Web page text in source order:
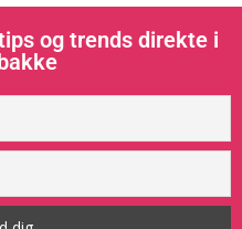
og trends direkte i